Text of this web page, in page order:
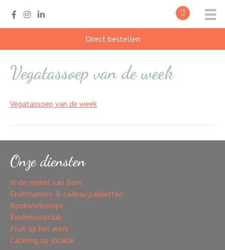
Direct bestellen
Vegatassoep van de week
Vegatassoep van de week
Onze diensten
In de winkel van Boer
Fruitmanden & cadeau pakketten
Kookworkshops
Kinderkookclub
Fruit op het werk
Catering op locatie